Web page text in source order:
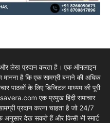
और लेख प्रदान करता है। एक ऑनलाइन
है कि एक सामग्री बनाने की अधिक
पाठकों के लिए डिजिटल माध्यम की पूरी
एक प्रमुख हिंदी समाचार
प्रदान करना चाहता है जो 24/7
अनुसार देख सकते हैं और किसी भी स्मार्ट